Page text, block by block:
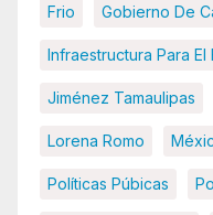
Frio Gobierno De
Infraestructura Para El
Jiménez Tamaulipas
Lorena Romo
Políticas Púbicas